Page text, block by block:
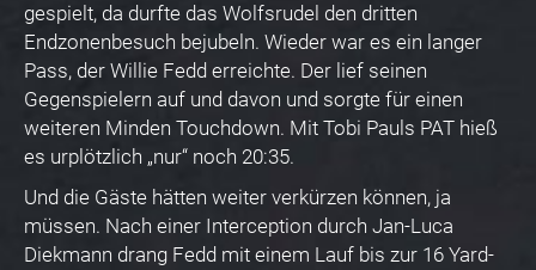
gespielt, da durfte das Wolfsrudel den dritten
Endzonenbesuch bejubeln. Wieder war es ein langer
Pass, der Willie Fedd erreichte. Der lief seinen
Gegenspielern auf und davon und sorgte für einen
weiteren Minden Touchdown. Mit Tobi Pauls PAT hieß
es urplötzlich „nur“ noch 20:35.
Und die Gäste hätten weiter verkürzen können, ja
müssen. Nach einer Interception durch Jan-Luca
Diekmann drang Fedd mit einem Lauf bis zur 16 Yard-